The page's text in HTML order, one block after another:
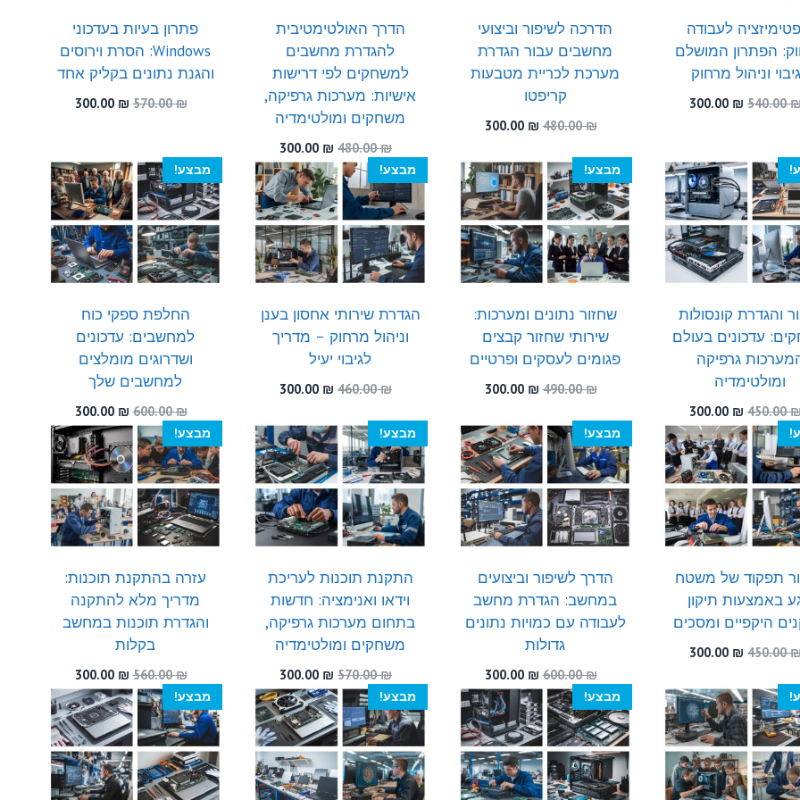
לעבודה
הפתרון המושלם
וניהול מרחוק
540.00 המחיר
540.00 ₪.
300.00 ₪
המחיר
300.00 ₪.
הדרכה לשיפור וביצועי
מחשבים עבור הגדרת
מערכת לכריית מטבעות
קריפטו
480.00₪
המחיר
היה:
480.00 ₪.
300.00 ₪
הוא:
300.00 ₪.
הדרך האולטימטיבית
להגדרת מחשבים
למשחקים לפי דרישות
אישיות: מערכות גרפיקה,
משחקים ומולטימדיה
480.00₪
המחיר
המקורי
היה:
480.00 ₪.
300.00 ₪
המחיר
הנוכחי
הוא:
300.00 ₪.
פתרון בעיות בעדכוני
Windows: הסרת וירוסים
והגנת נתונים בקליק אחד
570.00₪
המחיר
570.00 ₪.
300.00 ₪
300.00 ₪.
והגדרת קונסולות
עדכונים בעולם
גרפיקה
ומולטימדיה
450.00 המחיר
המקורי
היה:
450.00 ₪.
300.00 ₪
המחיר
הנוכחי
הוא:
300.00 ₪.
מבצע!
שחזור נתונים ומערכות:
שירותי שחזור קבצים
פגומים לעסקים ופרטיים
490.00₪
המחיר
היה:
490.00 ₪.
300.00 ₪
הוא:
300.00 ₪.
מבצע!
הגדרת שירותי אחסון בענן
וניהול מרחוק – מדריך
לגיבוי יעיל
460.00₪
המחיר
היה:
460.00 ₪.
300.00 ₪
המחיר
הוא:
300.00 ₪.
מבצע!
החלפת ספקי כוח
למחשבים: עדכונים
ושדרוגים מומלצים
למחשבים שלך
600.00₪
המחיר
המקורי
היה:
600.00 ₪.
300.00 ₪
הנוכחי
הוא:
300.00 ₪.
תפקוד של משטח
באמצעות תיקון
היקפיים ומסכים
450.00 המחיר
היה:
450.00 ₪.
300.00 ₪
המחיר
הוא:
300.00 ₪.
מבצע!
הדרך לשיפור וביצועים
במחשב: הגדרת מחשב
לעבודה עם כמויות נתונים
גדולות
600.00₪
המחיר
המקורי
היה:
600.00 ₪.
300.00 ₪
הנוכחי
הוא:
300.00 ₪.
מבצע!
התקנת תוכנות לעריכת
וידאו ואנימציה: חדשות
בתחום מערכות גרפיקה,
משחקים ומולטימדיה
570.00₪
המחיר
המקורי
היה:
570.00 ₪.
300.00 ₪
המחיר
הנוכחי
הוא:
300.00 ₪.
מבצע!
עזרה בהתקנת תוכנות:
מדריך מלא להתקנה
והגדרת תוכנות במחשב
בקלות
560.00₪
המחיר
המקורי
היה:
560.00 ₪.
300.00 ₪
הנוכחי
הוא:
300.00 ₪.
מבצע! מבצע! מבצע!